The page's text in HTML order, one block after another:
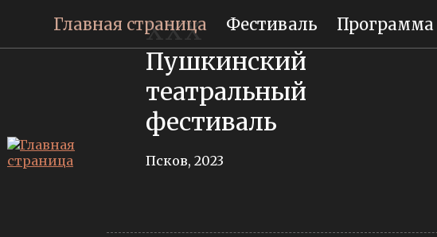
Главная страница Фестиваль Программа
XXX
Пушкинский
театральный
фестиваль
Псков, 2023